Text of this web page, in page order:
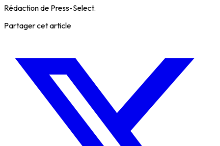
Rédaction de Press-Select.
Partager cet article